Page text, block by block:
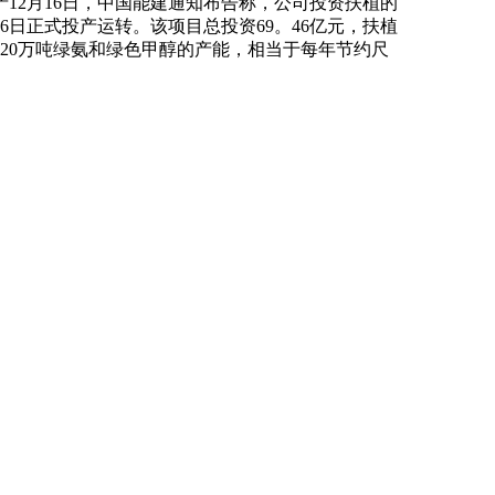
正式投产运转。该项目总投资69。46亿元，扶植
万吨绿氨和绿色甲醇的产能，相当于每年节约尺